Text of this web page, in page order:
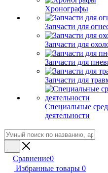
Хронографы
Запчасти для
Запчасти для
Запчасти для
Запчасти для
Специальные
деятельности
Сравнение0
Избранные товары 0